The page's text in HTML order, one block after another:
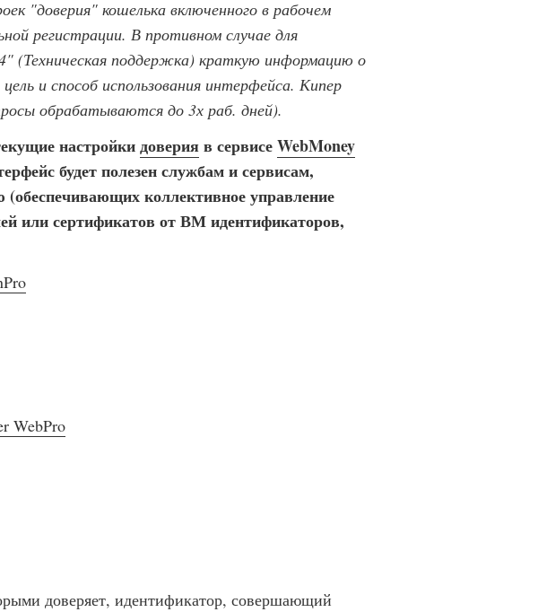
"доверия" кошелька включенного в рабочем
регистрации. В противном случае для
(Техническая поддержка) краткую информацию о
и способ использования интерфейса. Кипер
обрабатываются до 3х раб. дней).
настройкидоверияв сервисеWebMoney
будет полезен службам и сервисам,
коллективное управление
или сертификатов от ВМ идентификаторов,
WebPro
доверяет, идентификатор, совершающий